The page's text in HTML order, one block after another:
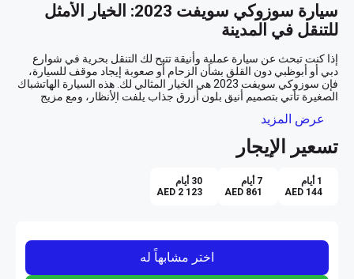
للتنقل في المدينة
تجربة قيادة سلسة ومريحة
عملية ومجهزة بأحدث التكنولوجيا
مع سوزوكي سويفت، ستكون دائمًا على اتصال بالعالم من خلال نظام
عرض المزيد
تسعير الإيجار
1 أيام
AED 144
7 أيام
AED 861
30 أيام
AED 2 123
اختر مشابهاً له